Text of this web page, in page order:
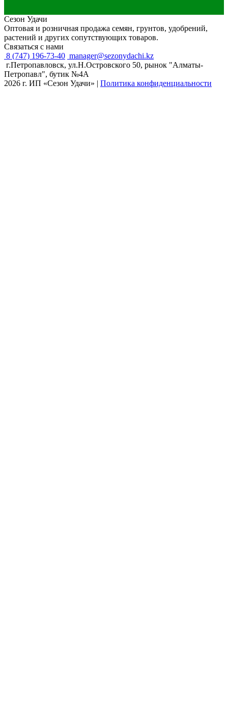
Сезон Удачи
Оптовая и розничная продажа семян, грунтов, удобрений,
растений и других сопутствующих товаров.
Связаться с нами
8 (747) 196-73-40 manager@sezonydachi.kz
г.Петропавловск, ул.Н.Островского 50, рынок "Алматы-
Петропавл", бутик №4A
2026 г. ИП «Сезон Удачи» | Политика конфиденциальности